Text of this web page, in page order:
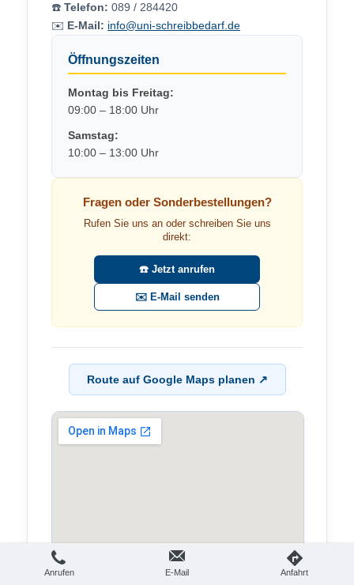
☎️ Telefon: 089 / 284420
✉️ E-Mail: info@uni-schreibbedarf.de
Öffnungszeiten
Montag bis Freitag:
09:00 – 18:00 Uhr
Samstag:
10:00 – 13:00 Uhr
Fragen oder Sonderbestellungen?
Rufen Sie uns an oder schreiben Sie uns
direkt:
☎️ Jetzt anrufen
✉️ E-Mail senden
Route auf Google Maps planen ↗
Anrufen E-Mail Anfahrt